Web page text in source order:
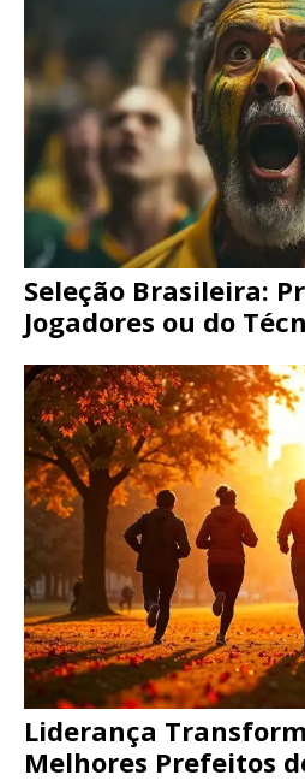
Seleção Brasileira:
Jogadores ou do
Liderança
Melhores Prefeitos